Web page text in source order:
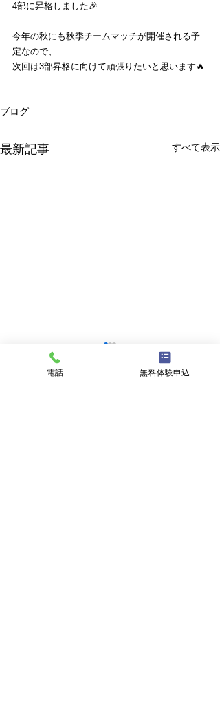
4部に昇格しました🎉
今年の秋にも秋季チームマッチが開催される予
定なので、
次回は3部昇格に向けて頑張りたいと思います🔥
ブログ
最新記事 すべて表示
電話 無料体験申込